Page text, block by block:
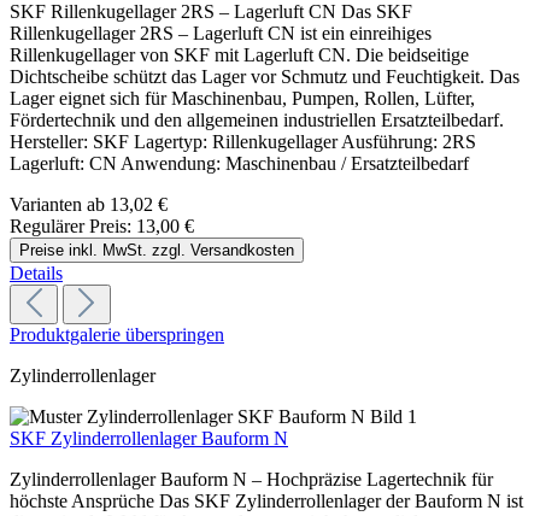
SKF Rillenkugellager 2RS – Lagerluft CN Das SKF
Rillenkugellager 2RS – Lagerluft CN ist ein einreihiges
Rillenkugellager von SKF mit Lagerluft CN. Die beidseitige
Dichtscheibe schützt das Lager vor Schmutz und Feuchtigkeit. Das
Lager eignet sich für Maschinenbau, Pumpen, Rollen, Lüfter,
Fördertechnik und den allgemeinen industriellen Ersatzteilbedarf.
Hersteller: SKF Lagertyp: Rillenkugellager Ausführung: 2RS
Lagerluft: CN Anwendung: Maschinenbau / Ersatzteilbedarf
Varianten ab 13,02 €
Regulärer Preis: 13,00 €
Preise inkl. MwSt. zzgl. Versandkosten
Details
Produktgalerie überspringen
Zylinderrollenlager
SKF Zylinderrollenlager Bauform N
Zylinderrollenlager Bauform N – Hochpräzise Lagertechnik für
höchste Ansprüche Das SKF Zylinderrollenlager der Bauform N ist